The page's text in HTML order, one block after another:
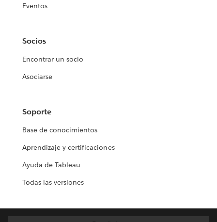
Eventos
Socios
Encontrar un socio
Asociarse
Soporte
Base de conocimientos
Aprendizaje y certificaciones
Ayuda de Tableau
Todas las versiones